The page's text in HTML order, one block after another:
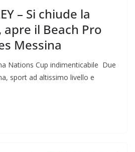
– Si chiude la
apre il Beach Pro
Messina
Nations Cup indimenticabile Due
sport ad altissimo livello e